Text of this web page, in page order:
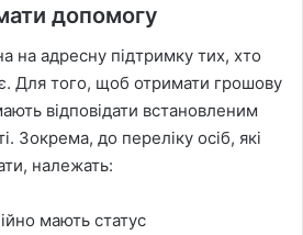
допомогу
на адресну підтримку тих, хто
Для того, щоб отримати грошову
відповідати встановленим
Зокрема, до переліку осіб, які
належать:
мають статус